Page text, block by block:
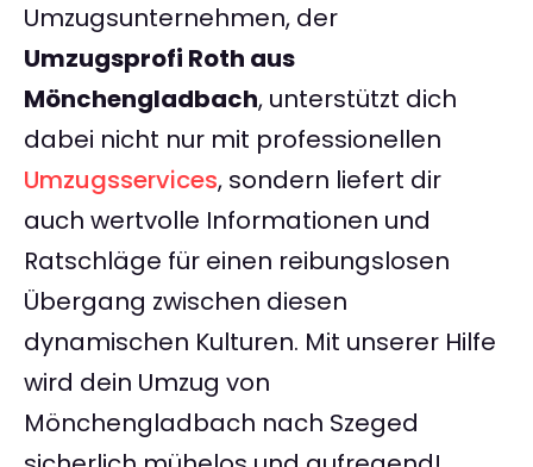
Umzugsunternehmen, der
Umzugsprofi Roth aus
Mönchengladbach, unterstützt dich
dabei nicht nur mit professionellen
Umzugsservices, sondern liefert dir
auch wertvolle Informationen und
Ratschläge für einen reibungslosen
Übergang zwischen diesen
dynamischen Kulturen. Mit unserer Hilfe
wird dein Umzug von
Mönchengladbach nach Szeged